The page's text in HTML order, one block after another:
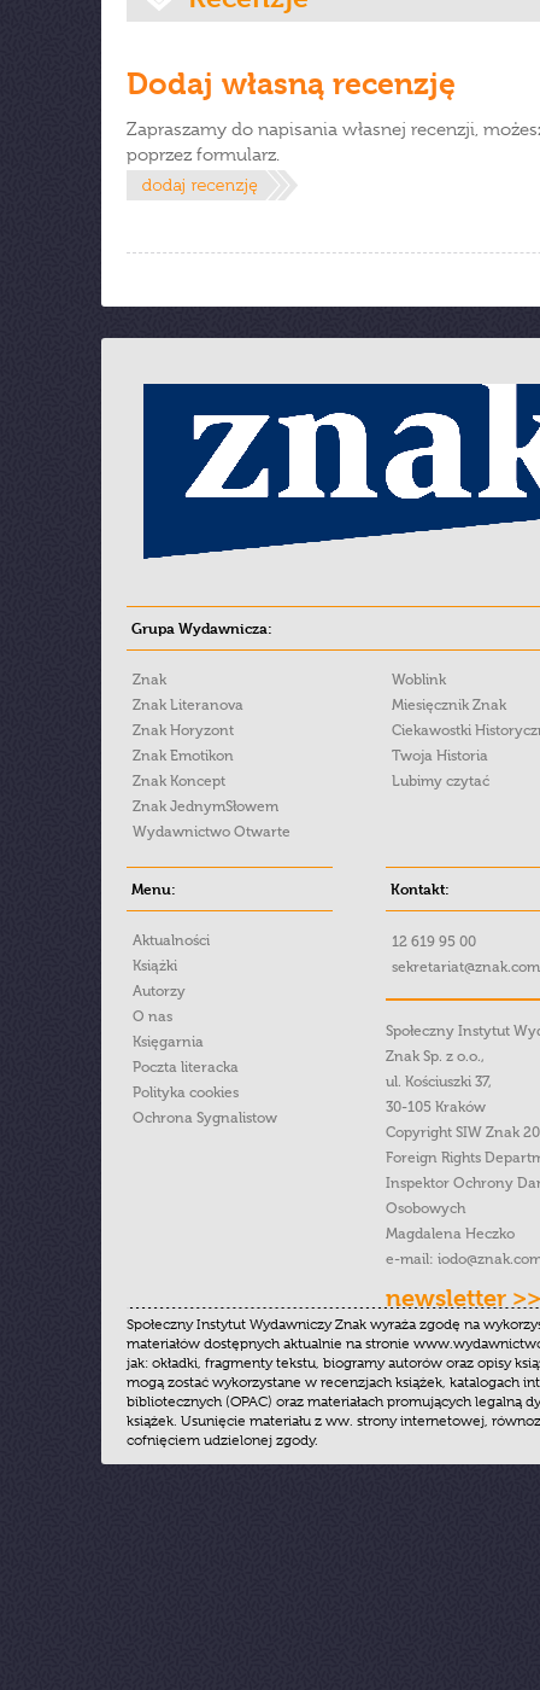
Dodaj własną recenzję
Zapraszamy do napisania własnej recenzji,
poprzez formularz.
Grupa Wydawnicza:
Znak
Znak Literanova
Znak Horyzont
Znak Emotikon
Znak Koncept
Znak JednymSłowem
Wydawnictwo Otwarte
Woblink
Miesięcznik Znak
Ciekawostki
Twoja Historia
Lubimy czytać
Menu:
Aktualności
Książki
Autorzy
O nas
Księgarnia
Poczta literacka
Polityka cookies
Ochrona Sygnalistow
Kontakt:
12 619 95 00
Społeczny Instytut
Znak Sp. z o.o.,
ul. Kościuszki 37,
30-105 Kraków
Copyright SIW Znak
Foreign Rights
Inspektor Ochrony
Osobowych
Magdalena Heczko
e-mail:
newsletter >>
Społeczny Instytut Wydawniczy Znak wyraża zgodę na
materiałów dostępnych aktualnie na stronie
jak: okładki, fragmenty tekstu, biogramy autorów oraz opisy
mogą zostać wykorzystane w recenzjach książek, katalogach
bibliotecznych (OPAC) oraz materiałach promujących legalną
książek. Usunięcie materiału z ww. strony internetowej,
cofnięciem udzielonej zgody.